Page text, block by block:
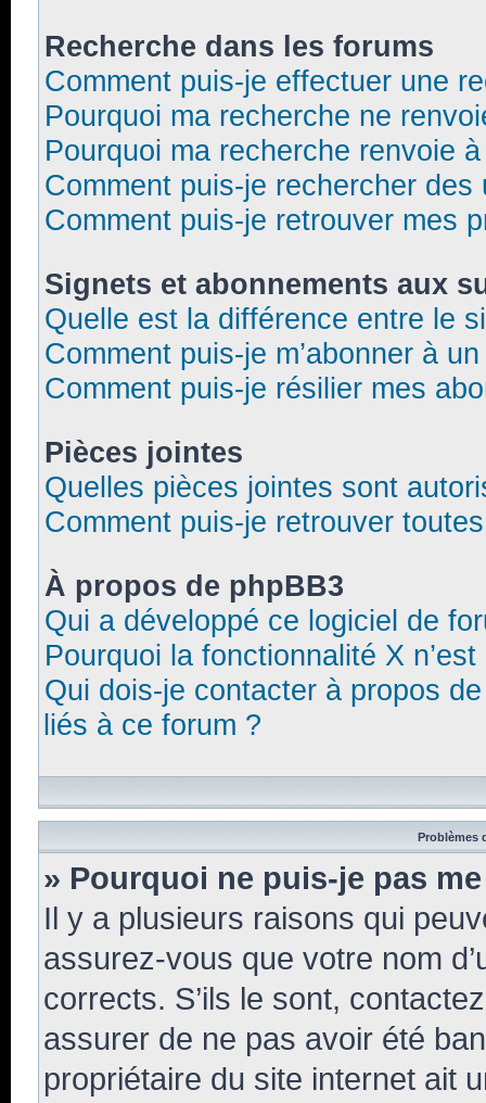
Recherche dans les forums
Comment puis-je effectuer une
Pourquoi ma recherche ne
Pourquoi ma recherche renvoie
Comment puis-je rechercher des
Comment puis-je retrouver mes
Signets et abonnements aux
Quelle est la différence entre le
Comment puis-je m’abonner à
Comment puis-je résilier mes
Pièces jointes
Quelles pièces jointes sont
Comment puis-je retrouver
À propos de phpBB3
Qui a développé ce logiciel de
Pourquoi la fonctionnalité X
Qui dois-je contacter à propos
liés à ce forum ?
Problèmes
» Pourquoi ne puis-je pas
Il y a plusieurs raisons qui
assurez-vous que votre nom
corrects. S’ils le sont,
assurer de ne pas avoir été
propriétaire du site internet ait